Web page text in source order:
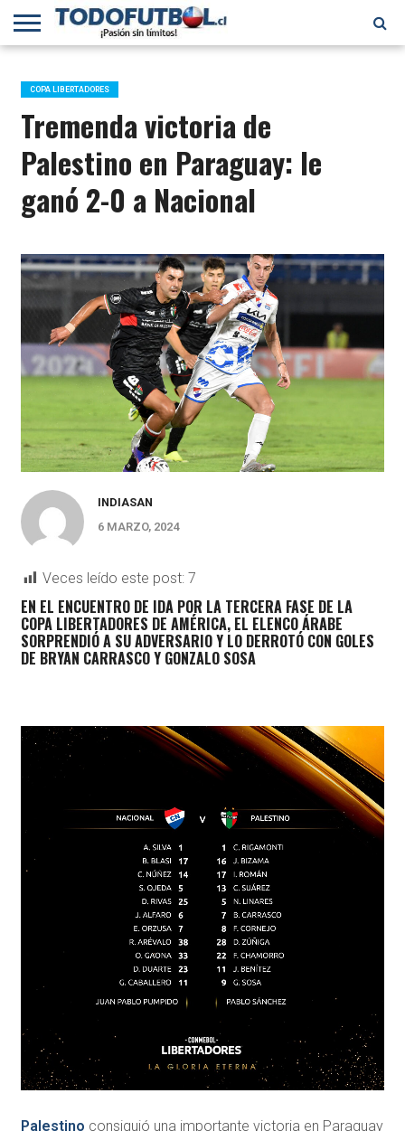
PRIMERA
B
SELECCIÓN
CHILENA
CHILENOS
EN EL
MUNDO
FÚTBOL
INTERNACIONAL
COPA LIBERTADORES
Tremenda victoria de
Palestino en Paraguay: le
ganó 2-0 a Nacional
INDIASAN
6 MARZO, 2024
Veces leído este post: 7
EN EL ENCUENTRO DE IDA POR LA TERCERA FASE DE LA
COPA LIBERTADORES DE AMÉRICA, EL ELENCO ÁRABE
SORPRENDIÓ A SU ADVERSARIO Y LO DERROTÓ CON GOLES
DE BRYAN CARRASCO Y GONZALO SOSA
Palestino consiguió una importante victoria en Paraguay